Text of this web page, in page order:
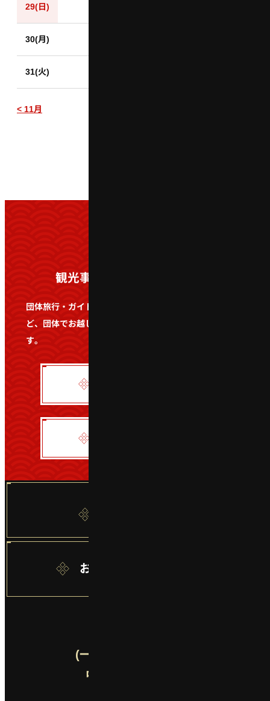
29(日)
30(月)
31(火)
< 11月
観光事業者・学校関係者の方へ
団体旅行・ガイドツアー・遠足・社会科見学・修学旅行な
ど、団体でお越しの際は事前にお問い合わせをお願いしま
す。
お問い合わせフォーム
(一財)鳥取県観光事業団
中国庭園「燕趙園」